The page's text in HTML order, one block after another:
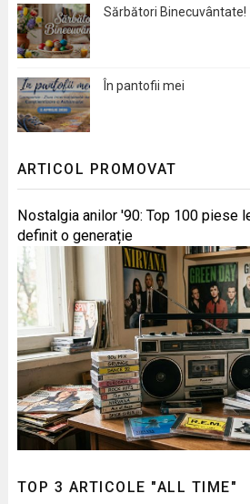
Sărbători Binecuvântate!
În pantofii mei
ARTICOL PROMOVAT
Nostalgia anilor '90: Top 100 piese
definit o generație
TOP 3 ARTICOLE "ALL TIME"